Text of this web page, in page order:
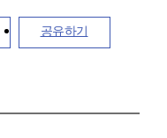
공유하기